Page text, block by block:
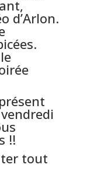
d’Arlon.
!!
tout